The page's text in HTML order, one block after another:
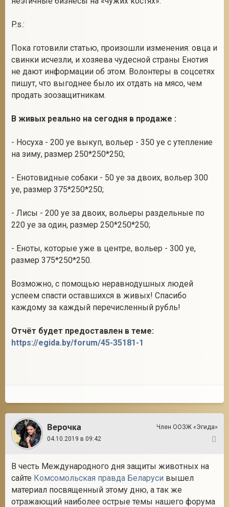
P.s.:
Пока готовили статью, произошли изменения: овца и
свинки исчезли, и хозяева чудесной страны Енотия
не дают информации об этом. Волонтеры в соцсетях
пишут, что выгоднее было их отдать на мясо, чем
продать зоозащитникам.
В живых реально на сегодня в продаже :
- Носуха - 200 уе выкуп, вольер - 350 уе с утепление
на зиму, размер 250*250*250;
- Енотовидные собаки - 50 уе за двоих, вольер 300
уе, размер 375*250*250;
- Лисы - 200 уе за двоих, вольеры раздельные по
220 уе за один, размер 250*250*250;
- Еноты, которые уже в центре, вольер - 300 уе,
размер 375*250*250.
Возможно, с помощью неравнодушных людей
успеем спасти оставшихся в живых! Спасибо
каждому за каждый перечисленный рубль!
Отчёт будет предоставлен в теме:
https://egida.by/forum/45-35181-1
Верочка
Член ООЗЖ «Эгида»
04.10.2019 в 09:42
В честь Международного дня защиты животных на
сайте Комсомольская правда Беларуси вышел
материал посвященный этому дню, а так же
отражающий наиболее острые темы нашего форума